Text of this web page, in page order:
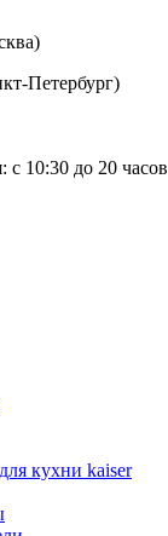
Петербург)
с 10:30 до 20 часов
кухни kaiser